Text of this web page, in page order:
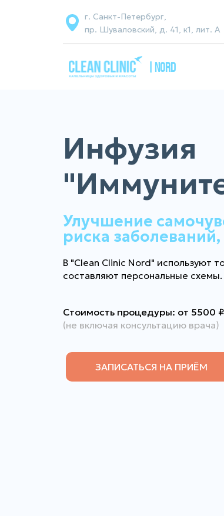
г. Санкт-Петербург,
пр. Шуваловский, д. 41, к1, лит. А
| NORD
Инфузия
Улучшение
риска
В "Clean Clinic Nord" используют
составляют персональные схемы.
Стоимость процедуры: от 5500 ₽
(не включая консультацию врача)
ЗАПИСАТЬСЯ НА ПРИЁМ